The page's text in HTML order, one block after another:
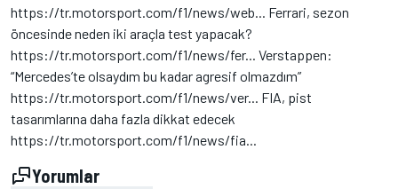
https://tr.motorsport.com/f1/news/web... Ferrari, sezon
öncesinde neden iki araçla test yapacak?
https://tr.motorsport.com/f1/news/fer... Verstappen:
“Mercedes’te olsaydım bu kadar agresif olmazdım”
https://tr.motorsport.com/f1/news/ver... FIA, pist
tasarımlarına daha fazla dikkat edecek
https://tr.motorsport.com/f1/news/fia...
Yorumlar